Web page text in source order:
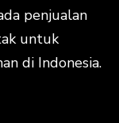
penjualan
untuk
di Indonesia.